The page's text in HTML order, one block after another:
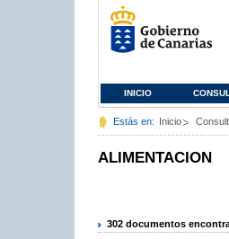
INICIO
Estás en: Inicio
ALIMENTACION
302 documentos